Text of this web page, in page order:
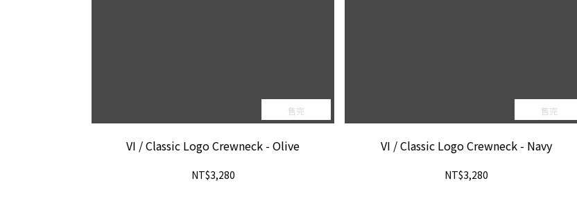
售完
VI / Classic Logo Crewneck - Olive
NT$3,280
售完
VI / Classic Logo Crewneck - Navy
NT$3,280